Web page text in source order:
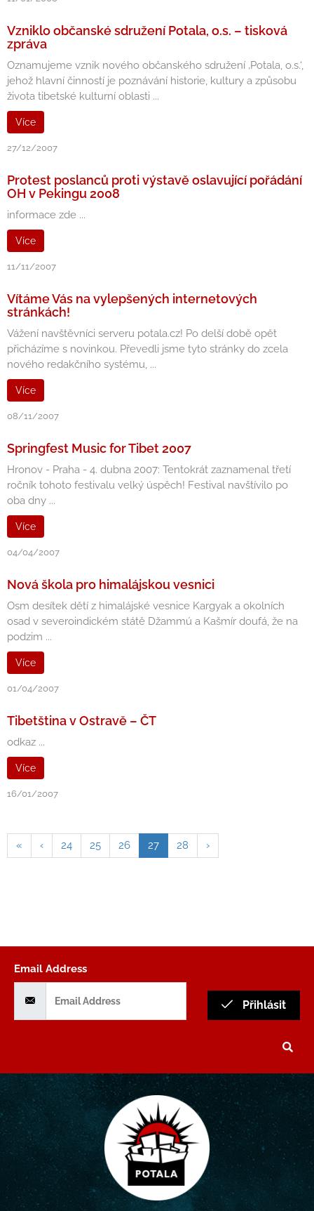
Vzniklo občanské sdružení Potala, o.s. – tisková
zpráva
Oznamujeme vznik nového občanského sdružení ‚Potala, o.s.‘,
jehož hlavní činností je poznávání historie, kultury a způsobu
života tibetské kulturní oblasti ...
Více
27/12/2007
Protest poslanců proti výstavě oslavující pořádání
OH v Pekingu 2008
informace zde ...
Více
11/11/2007
Vítáme Vás na vylepšených internetových
stránkách!
Vážení navštěvníci serveru potala.cz! Po delší době opět
přicházíme s novinkou. Převedli jsme tyto stránky do zcela
nového redakčního systému, ...
Více
08/11/2007
Springfest Music for Tibet 2007
Hronov - Praha - 4. dubna 2007: Tentokrát zaznamenal třetí
ročník tohoto festivalu velký úspěch! Festival navštívilo po
oba dny ...
Více
04/04/2007
Nová škola pro himalájskou vesnici
Osm desítek dětí z himalájské vesnice Kargyak a okolních
osad v severoindickém státě Džammú a Kašmír doufá, že na
podzim ...
Více
01/04/2007
Tibetština v Ostravě – ČT
odkaz ...
Více
16/01/2007
« ‹ 24 25 26 27 28 ›
Email Address
Přihlásit